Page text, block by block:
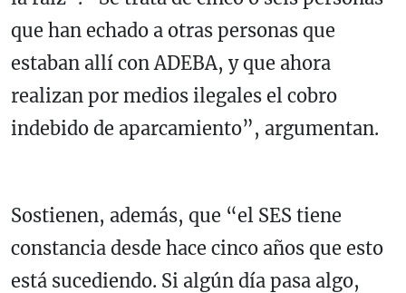
que han echado a otras personas que
estaban allí con ADEBA, y que ahora
realizan por medios ilegales el cobro
indebido de aparcamiento”, argumentan.
Sostienen, además, que “el SES tiene
constancia desde hace cinco años que esto
está sucediendo. Si algún día pasa algo,